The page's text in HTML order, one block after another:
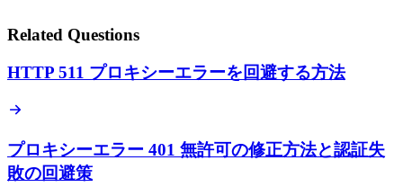
Related Questions
HTTP 511 プロキシーエラーを回避する方法
プロキシーエラー 401 無許可の修正方法と認証失
敗の回避策